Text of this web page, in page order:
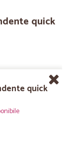
quick
quick